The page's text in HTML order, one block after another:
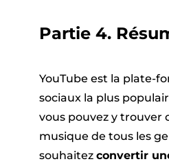
Partie 4.
YouTube est la plate-
sociaux la plus
vous pouvez y trouver
musique de tous les
souhaitez convertir